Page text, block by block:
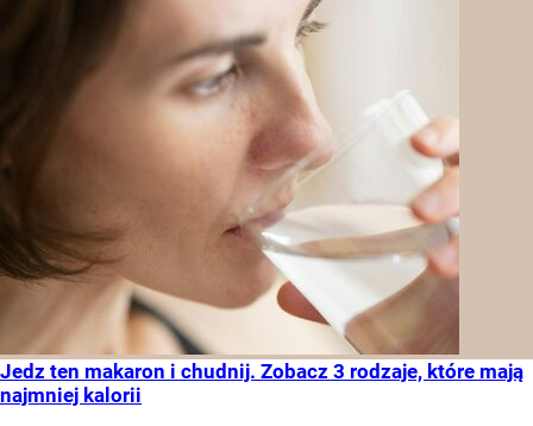
Jedz ten makaron i chudnij. Zobacz 3 rodzaje, które mają
najmniej kalorii